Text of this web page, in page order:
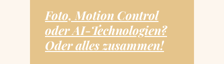
Foto, Motion Control
oder AI-Technologien?
Oder alles zusammen!